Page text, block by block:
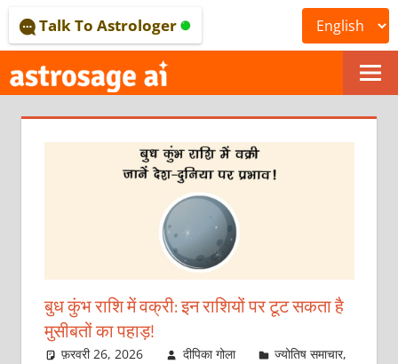
to
content
ONLINE
ASTROLOGICAL
JOURNAL
–
ASTROSAGE
MAGAZINE
Talk To Astrologer
बुध कुंभ राशि में वक्री: इन राशियों पर टूट सकता है
मुसीबतों का पहाड़!
फ़रवरी 26, 2026 दीपिका गोला ज्योतिष समाचार,